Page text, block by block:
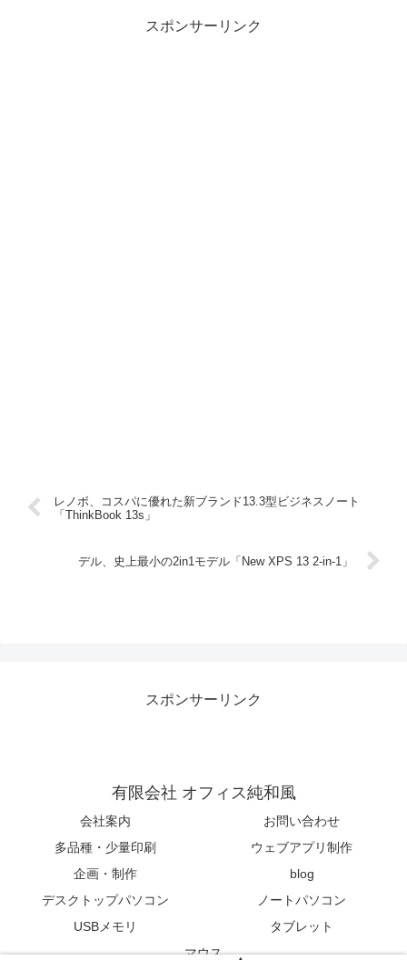
スポンサーリンク
レノボ、コスパに優れた新ブランド13.3型ビジネスノート
「ThinkBook 13s」
デル、史上最小の2in1モデル「New XPS 13 2-in-1」
スポンサーリンク
有限会社 オフィス純和風
会社案内
お問い合わせ
多品種・少量印刷
ウェブアプリ制作
企画・制作
blog
デスクトップパソコン
ノートパソコン
USBメモリ
タブレット
マウス